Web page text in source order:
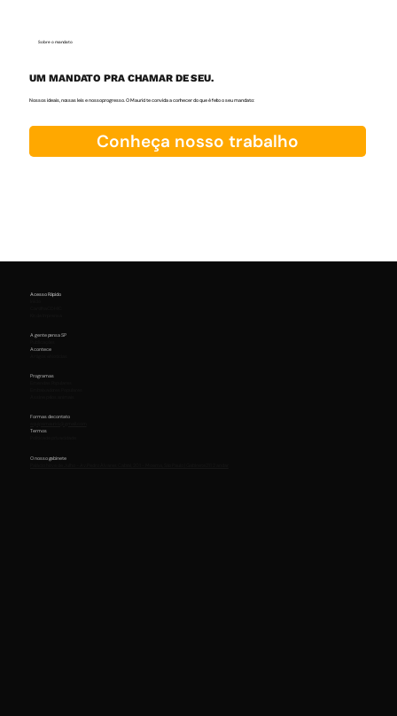
Sobre o mandato
UM MANDATO PRA CHAMAR DE SEU.
Nossos ideais, nossas leis e nosso progresso. O Maurici te convida a conhecer do que é feito o seu mandato:
Conheça nosso trabalho
Acesso Rápido
A gente pensa SP
Acontece
Programas
Formas de contato
Termos
O nosso gabinete